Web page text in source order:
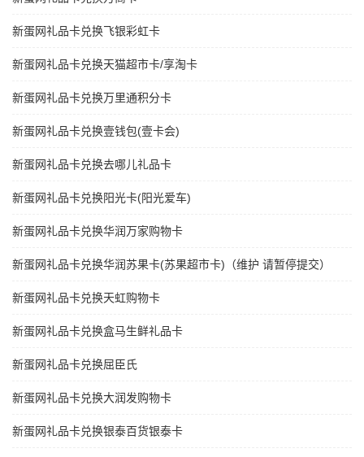
新蛋网礼品卡兑换飞银彩虹卡
新蛋网礼品卡兑换天猫超市卡/享淘卡
新蛋网礼品卡兑换万里通积分卡
新蛋网礼品卡兑换壹钱包(壹卡会)
新蛋网礼品卡兑换去哪儿礼品卡
新蛋网礼品卡兑换阳光卡(阳光爱车)
新蛋网礼品卡兑换华润万家购物卡
新蛋网礼品卡兑换华润苏果卡(苏果超市卡)（维护 请暂停提交）
新蛋网礼品卡兑换天虹购物卡
新蛋网礼品卡兑换盒马生鲜礼品卡
新蛋网礼品卡兑换屈臣氏
新蛋网礼品卡兑换大润发购物卡
新蛋网礼品卡兑换银泰百货银泰卡